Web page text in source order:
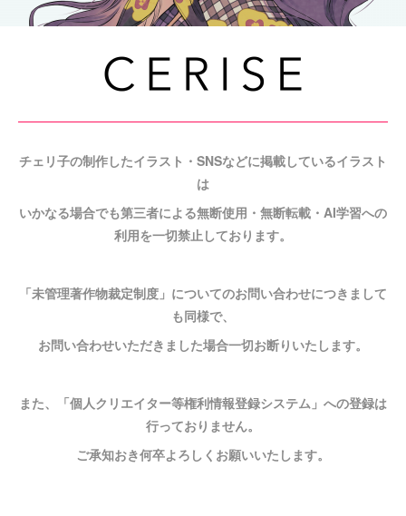
チェリ子の制作したイラスト・SNSなどに掲載しているイラスト
は
いかなる場合でも第三者による無断使用・無断転載・AI学習への
利用を一切禁止しております。
「未管理著作物裁定制度」についてのお問い合わせにつきまして
も同様で、
お問い合わせいただきました場合一切お断りいたします。
また、「個人クリエイター等権利情報登録システム」への登録は
行っておりません。
ご承知おき何卒よろしくお願いいたします。